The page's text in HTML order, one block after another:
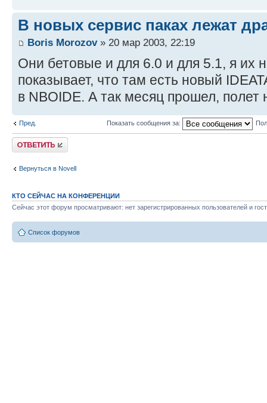
В новых сервис паках лежат
Boris Morozov» 20 мар 2003, 22:19
Они бетовые и для 6.0 и для 5.1, я их
показывает, что там есть новый
в NBOIDE. А так месяц прошел,
Пред. Показать сообщения за:
Ответить
Вернуться в Novell
КТО СЕЙЧАС НА КОНФЕРЕНЦИИ
Сейчас этот форум просматривают: нет зарегистрированных пользователей и
Список форумов